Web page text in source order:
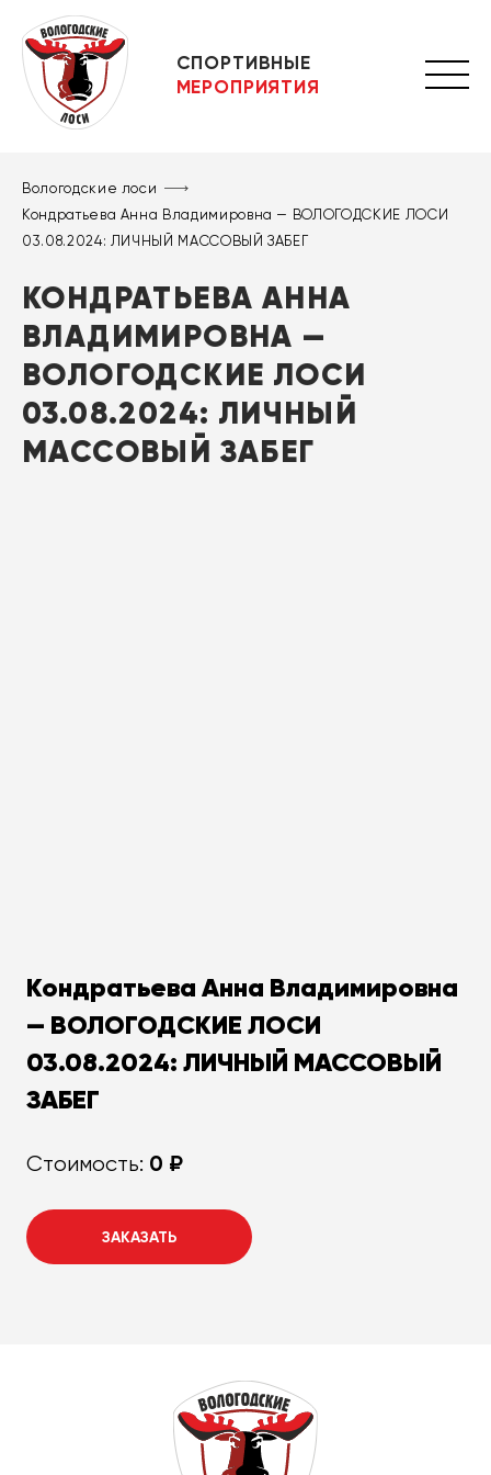
СПОРТИВНЫЕ
МЕРОПРИЯТИЯ
Вологодские лоси
Кондратьева Анна Владимировна — ВОЛОГОДСКИЕ ЛОСИ
03.08.2024: ЛИЧНЫЙ МАССОВЫЙ ЗАБЕГ
КОНДРАТЬЕВА АННА
ВЛАДИМИРОВНА —
ВОЛОГОДСКИЕ ЛОСИ
03.08.2024: ЛИЧНЫЙ
МАССОВЫЙ ЗАБЕГ
Кондратьева Анна Владимировна
— ВОЛОГОДСКИЕ ЛОСИ
03.08.2024: ЛИЧНЫЙ МАССОВЫЙ
ЗАБЕГ
Стоимость: 0 ₽
ЗАКАЗАТЬ